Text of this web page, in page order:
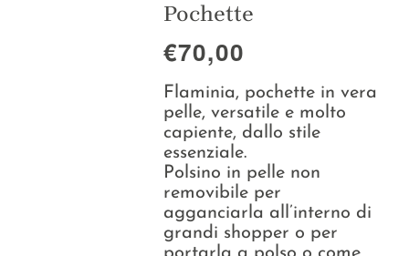
Pochette
€70,00
Flaminia, pochette in vera
pelle, versatile e molto
capiente, dallo stile
essenziale.
Polsino in pelle non
removibile per
agganciarla all’interno di
grandi shopper o per